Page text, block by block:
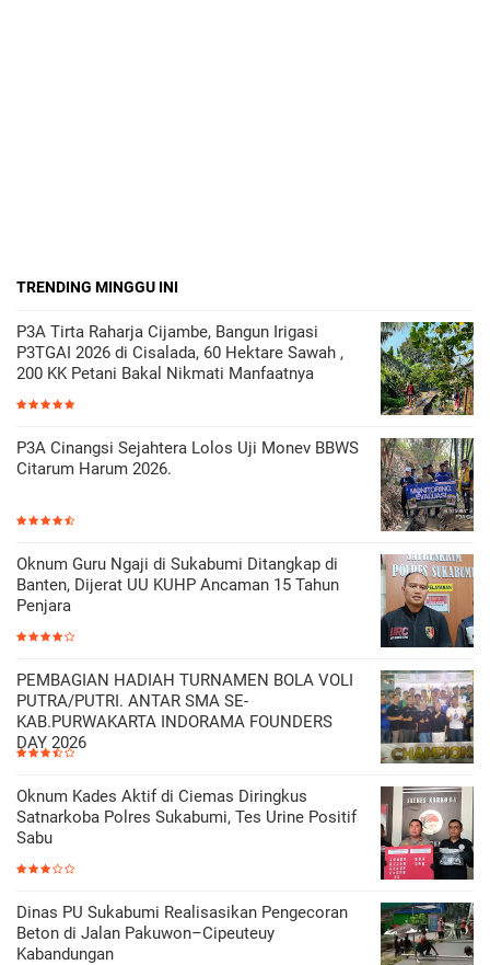
TRENDING MINGGU INI
P3A Tirta Raharja Cijambe, Bangun Irigasi
P3TGAI 2026 di Cisalada, 60 Hektare Sawah ,
200 KK Petani Bakal Nikmati Manfaatnya
P3A Cinangsi Sejahtera Lolos Uji Monev BBWS
Citarum Harum 2026.
Oknum Guru Ngaji di Sukabumi Ditangkap di
Banten, Dijerat UU KUHP Ancaman 15 Tahun
Penjara
PEMBAGIAN HADIAH TURNAMEN BOLA VOLI
PUTRA/PUTRI. ANTAR SMA SE-
KAB.PURWAKARTA INDORAMA FOUNDERS
DAY 2026
Oknum Kades Aktif di Ciemas Diringkus
Satnarkoba Polres Sukabumi, Tes Urine Positif
Sabu
Dinas PU Sukabumi Realisasikan Pengecoran
Beton di Jalan Pakuwon–Cipeuteuy
Kabandungan